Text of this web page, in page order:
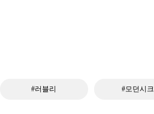
#러블리 #모던시크